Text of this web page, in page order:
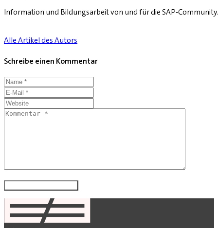
Information und Bildungsarbeit von und für die SAP-Community.
Alle Artikel des Autors
Schreibe einen Kommentar